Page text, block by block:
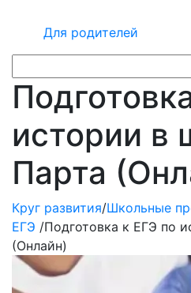
Для родителей
истории в
Парта
Круг развития/Школьные
ЕГЭ /Подготовка к ЕГЭ по
(Онлайн)